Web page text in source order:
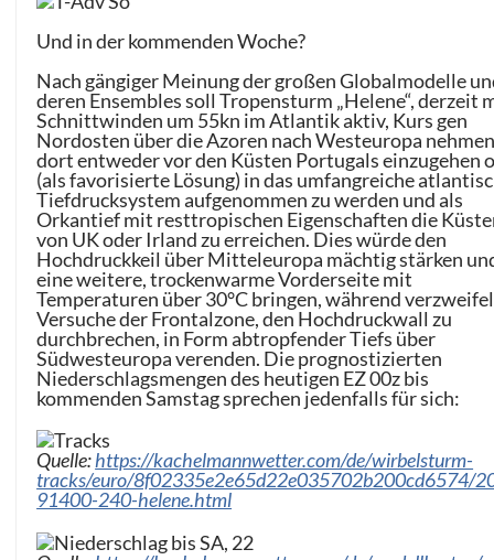
Und in der kommenden Woche?
Nach gängiger Meinung der großen Globalmodelle
deren Ensembles soll Tropensturm „Helene“, derzeit
Schnittwinden um 55kn im Atlantik aktiv, Kurs gen
Nordosten über die Azoren nach Westeuropa
dort entweder vor den Küsten Portugals einzugehen
(als favorisierte Lösung) in das umfangreiche
Tiefdrucksystem aufgenommen zu werden und als
Orkantief mit resttropischen Eigenschaften die
von UK oder Irland zu erreichen. Dies würde den
Hochdruckkeil über Mitteleuropa mächtig stärken
eine weitere, trockenwarme Vorderseite mit
Temperaturen über 30°C bringen, während
Versuche der Frontalzone, den Hochdruckwall zu
durchbrechen, in Form abtropfender Tiefs über
Südwesteuropa verenden. Die prognostizierten
Niederschlagsmengen des heutigen EZ 00z bis
kommenden Samstag sprechen jedenfalls für sich:
Quelle:https://kachelmannwetter.com/de/wirbelsturm-
tracks/euro/8f02335e2e65d22e035702b200cd6574/
91400-240-helene.html